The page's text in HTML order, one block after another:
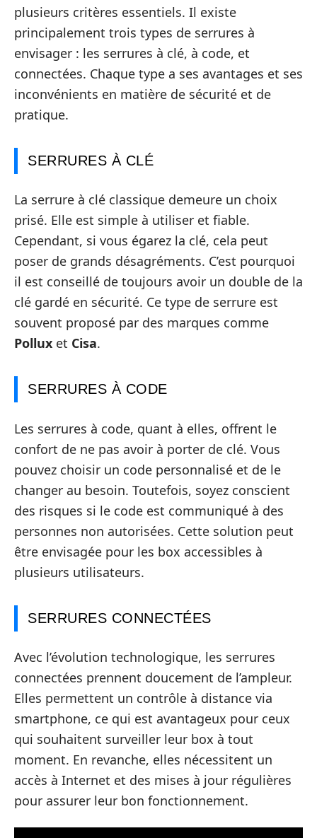
plusieurs critères essentiels. Il existe
principalement trois types de serrures à
envisager : les serrures à clé, à code, et
connectées. Chaque type a ses avantages et ses
inconvénients en matière de sécurité et de
pratique.
SERRURES À CLÉ
La serrure à clé classique demeure un choix
prisé. Elle est simple à utiliser et fiable.
Cependant, si vous égarez la clé, cela peut
poser de grands désagréments. C’est pourquoi
il est conseillé de toujours avoir un double de la
clé gardé en sécurité. Ce type de serrure est
souvent proposé par des marques comme
Pollux et Cisa.
SERRURES À CODE
Les serrures à code, quant à elles, offrent le
confort de ne pas avoir à porter de clé. Vous
pouvez choisir un code personnalisé et de le
changer au besoin. Toutefois, soyez conscient
des risques si le code est communiqué à des
personnes non autorisées. Cette solution peut
être envisagée pour les box accessibles à
plusieurs utilisateurs.
SERRURES CONNECTÉES
Avec l’évolution technologique, les serrures
connectées prennent doucement de l’ampleur.
Elles permettent un contrôle à distance via
smartphone, ce qui est avantageux pour ceux
qui souhaitent surveiller leur box à tout
moment. En revanche, elles nécessitent un
accès à Internet et des mises à jour régulières
pour assurer leur bon fonctionnement.